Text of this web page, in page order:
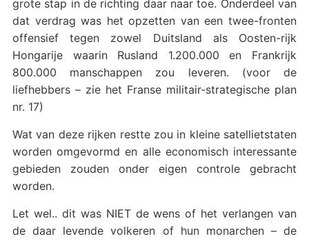
grote stap in de richting daar naar toe. Onderdeel van
dat verdrag was het opzetten van een twee-fronten
offensief tegen zowel Duitsland als Oosten-rijk
Hongarije waarin Rusland 1.200.000 en Frankrijk
800.000 manschappen zou leveren. (voor de
liefhebbers – zie het Franse militair-strategische plan
nr. 17)
Wat van deze rijken restte zou in kleine satellietstaten
worden omgevormd en alle economisch interessante
gebieden zouden onder eigen controle gebracht
worden.
Let wel.. dit was NIET de wens of het verlangen van
de daar levende volkeren of hun monarchen – de